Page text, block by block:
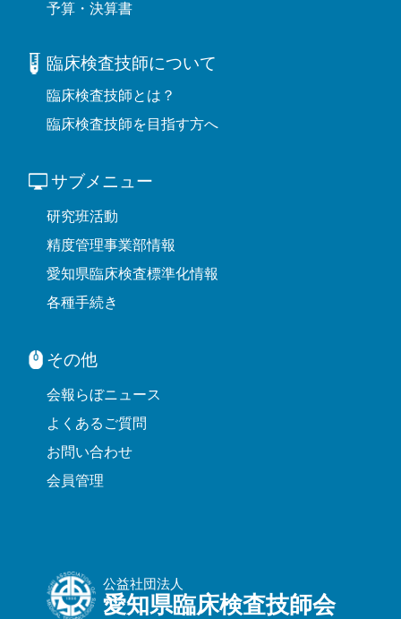
予算・決算書
臨床検査技師について
臨床検査技師とは？
臨床検査技師を目指す方へ
サブメニュー
研究班活動
精度管理事業部情報
愛知県臨床検査標準化情報
各種手続き
その他
会報らぼニュース
よくあるご質問
お問い合わせ
会員管理
公益社団法人
愛知県臨床検査技師会